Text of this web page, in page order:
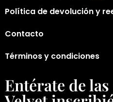
Política de devolución y
Contacto
Términos y condiciones
Entérate de